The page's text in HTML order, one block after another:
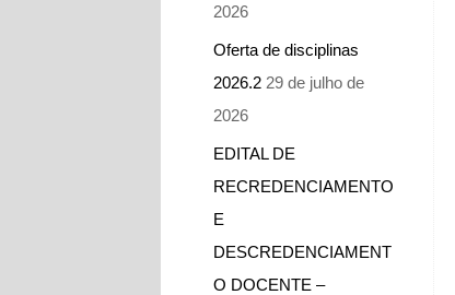
2026
Oferta de disciplinas
2026.2 29 de julho de
2026
EDITAL DE
RECREDENCIAMENTO
E
DESCREDENCIAMENT
O DOCENTE –